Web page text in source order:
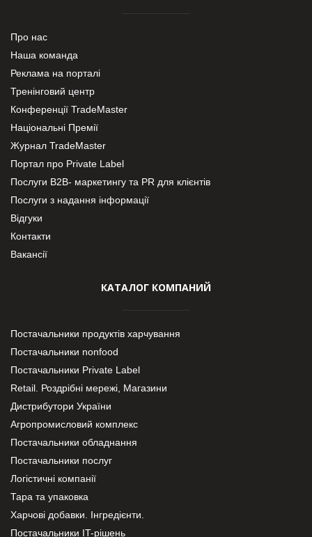
Про нас
Наша команда
Реклама на порталі
Тренінговий центр
Конференції TradeMaster
Національні Премії
Журнал TradeMaster
Портал про Private Label
Послуги В2В- маркетингу та PR для клієнтів
Послуги з надання інформації
Відгуки
Контакти
Вакансії
КАТАЛОГ КОМПАНИЙ
Постачальники продуктів харчування
Постачальники nonfood
Постачальники Private Label
Retail. Роздрібні мережі, Магазини
Дистрибутори України
Агропромисловий комплекс
Постачальники обладнання
Постачальники послуг
Логістичні компанії
Тара та упаковка
Харчові добавки. Інгредієнти.
Постачальники IT-рішень